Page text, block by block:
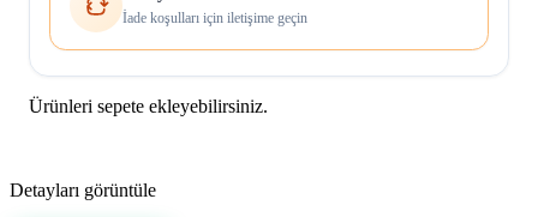
İade koşulları için iletişime geçin
Ürünleri sepete ekleyebilirsiniz.
Detayları görüntüle